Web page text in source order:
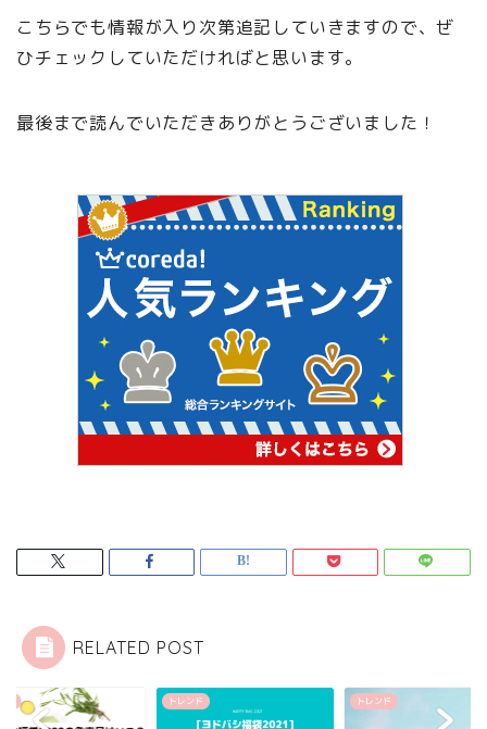
こちらでも情報が入り次第追記していきますので、ぜ
ひチェックしていただければと思います。
最後まで読んでいただきありがとうございました！
RELATED POST
トレンド トレンド